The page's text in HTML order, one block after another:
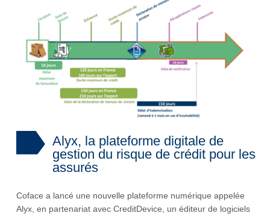
Alyx, la plateforme digitale de
gestion du risque de crédit pour les
assurés
Coface a lancé une nouvelle plateforme numérique appelée
Alyx, en partenariat avec CreditDevice, un éditeur de logiciels